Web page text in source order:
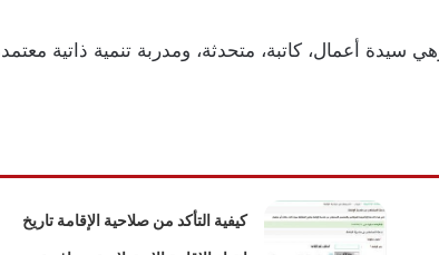
كيفية التأكد من صلاحية الإقامة تاريخ